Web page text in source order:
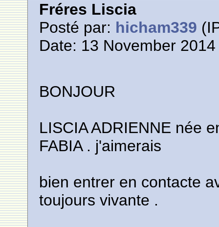
Fréres Liscia
Posté par: hicham339
Date: 13 November
BONJOUR
LISCIA ADRIENNE née
FABIA . j'aimerais
bien entrer en contacte
toujours vivante .